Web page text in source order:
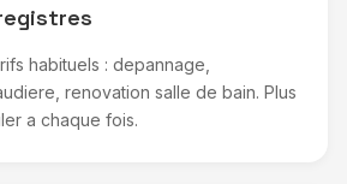
habituels : depannage,
renovation salle de bain. Plus
a chaque fois.